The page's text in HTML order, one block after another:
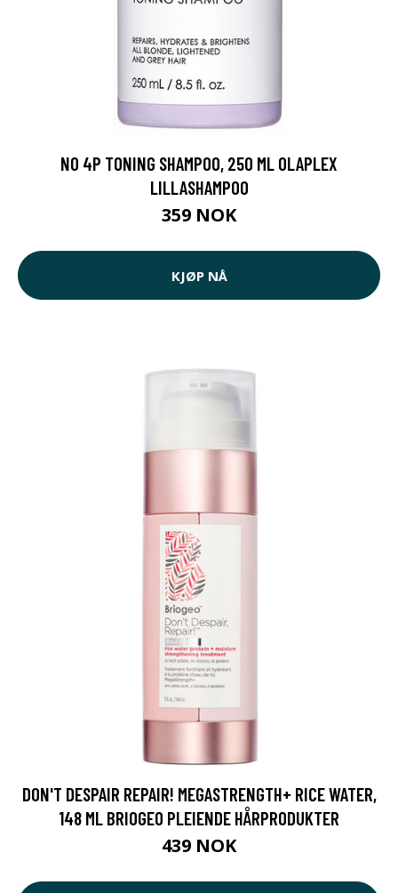
NO 4P TONING SHAMPOO, 250 ML OLAPLEX
LILLASHAMPOO
359 NOK
KJØP NÅ
DON'T DESPAIR REPAIR! MEGASTRENGTH+ RICE WATER,
148 ML BRIOGEO PLEIENDE HÅRPRODUKTER
439 NOK